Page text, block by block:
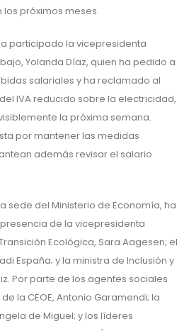
próximos meses.
participado la vicepresidenta
Yolanda Díaz, quien ha pedido a
salariales y ha reclamado al
IVA reducido sobre la electricidad,
la próxima semana.
por mantener las medidas
además revisar el salario
sede del Ministerio de Economía, ha
de la vicepresidenta
Ecológica, Sara Aagesen; el
España; y la ministra de Inclusión y
Por parte de los agentes sociales
la CEOE, Antonio Garamendi; la
de Miguel; y los líderes